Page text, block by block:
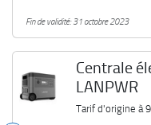
Fin de validité: 31 octobre 2023
Centrale
LANPWR
Tarif d'origine à